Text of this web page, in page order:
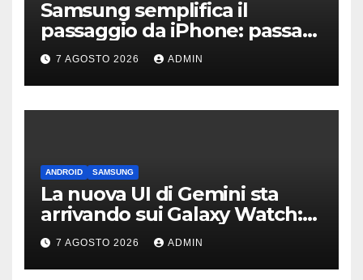
Samsung semplifica il
passaggio da iPhone: passa
WhatsApp e c’è l’assistenza
7 AGOSTO 2026 ADMIN
ANDROID SAMSUNG
La nuova UI di Gemini sta
arrivando sui Galaxy Watch:
primi avvistamenti
7 AGOSTO 2026 ADMIN